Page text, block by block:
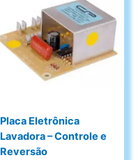
Placa Eletrônica
Lavadora – Controle e
Reversão